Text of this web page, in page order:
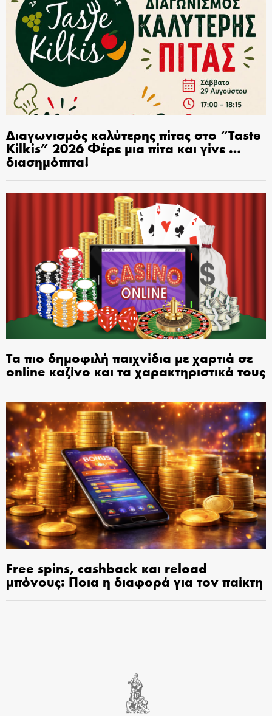
Διαγωνισμός καλύτερης πίτας στο “Taste
Kilkis” 2026 Φέρε μια πίτα και γίνε …
διασημόπιτα!
Τα πιο δημοφιλή παιχνίδια με χαρτιά σε
online καζίνο και τα χαρακτηριστικά τους
Free spins, cashback και reload
μπόνους: Ποια η διαφορά για τον παίκτη